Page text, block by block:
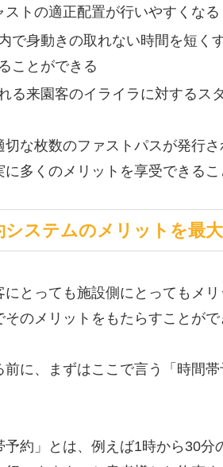
ストの適正配置が行いやすくなる
で身動きの取れない時間を短く
ことができる
る来園客のイライラに対するス
切な枚数のファストパスが発行
多くのメリットを享受できる
ステムのメリットを最大
にとっても施設側にとってもメ
のメリットをもたらすことがで
に、まずはここで言う「時間
予約」とは、例えば1時から30